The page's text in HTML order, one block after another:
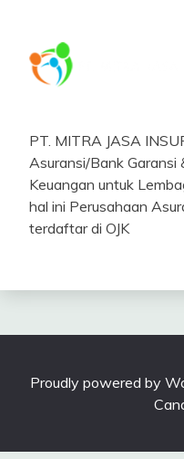
PT. MITRA JASA
Asuransi/Bank Garansi
Keuangan untuk
hal ini Perusahaan
terdaftar di OJK
Proudly powered by